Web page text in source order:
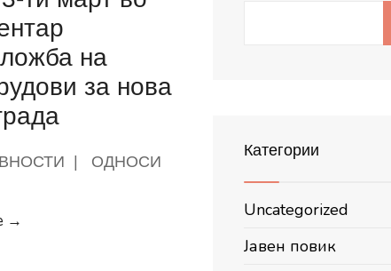
на
за нова
ОДНОСИ
→
Категории
Uncategorized
Јавен повик